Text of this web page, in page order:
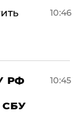
10:46
РФ
СБУ
10:45